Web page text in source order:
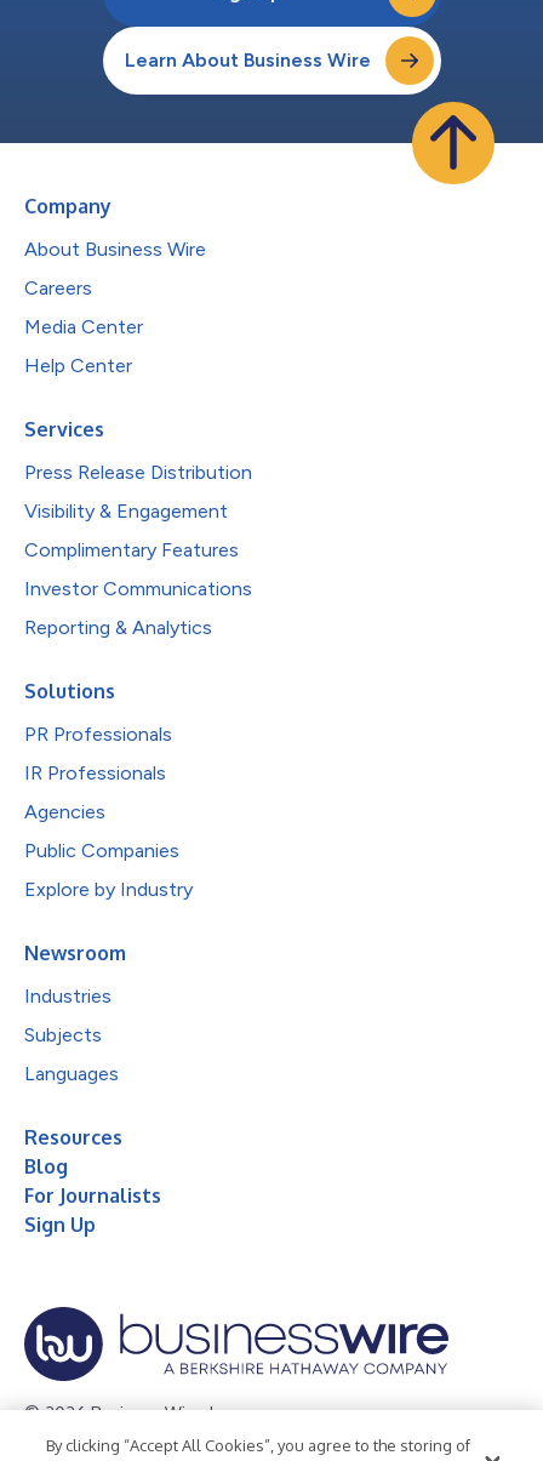
Learn About Business Wire
Company
About Business Wire
Careers
Media Center
Help Center
Services
Press Release Distribution
Visibility & Engagement
Complimentary Features
Investor Communications
Reporting & Analytics
Solutions
PR Professionals
IR Professionals
Agencies
Public Companies
Explore by Industry
Newsroom
Industries
Subjects
Languages
Resources
Blog
For Journalists
Sign Up
© 2026 Business Wire, Inc.
Privacy Policy Cookie Policy Accessibility Statement
By clicking “Accept All Cookies”, you agree to the storing of